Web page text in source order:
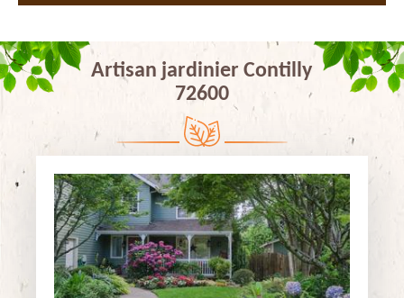
Artisan jardinier Contilly
72600